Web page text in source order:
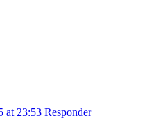
at 23:53 Responder